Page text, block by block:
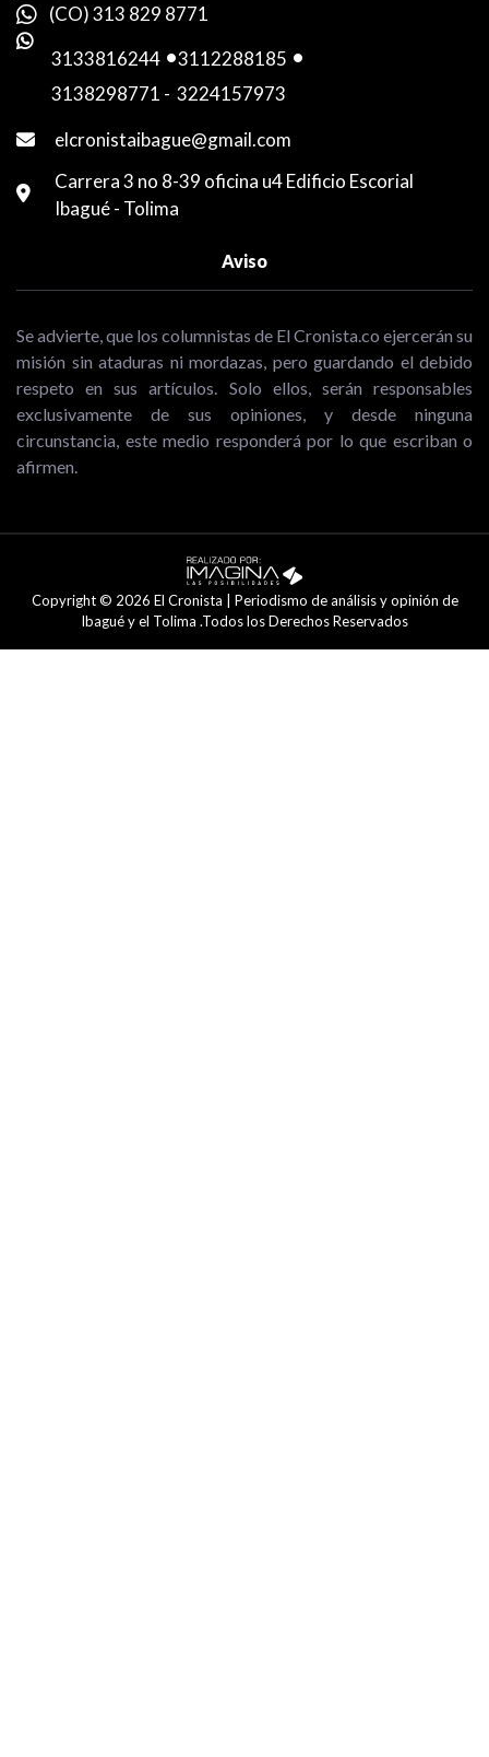
(CO) 313 829 8771
3133816244 -3112288185 -
3138298771 - 3224157973
elcronistaibague@gmail.com
Carrera 3 no 8-39 oficina u4 Edificio Escorial
Ibagué - Tolima
Aviso
Se advierte, que los columnistas de El Cronista.co ejercerán su
misión sin ataduras ni mordazas, pero guardando el debido
respeto en sus artículos. Solo ellos, serán responsables
exclusivamente de sus opiniones, y desde ninguna
circunstancia, este medio responderá por lo que escriban o
afirmen.
Copyright © 2026 El Cronista | Periodismo de análisis y opinión de
Ibagué y el Tolima .Todos los Derechos Reservados